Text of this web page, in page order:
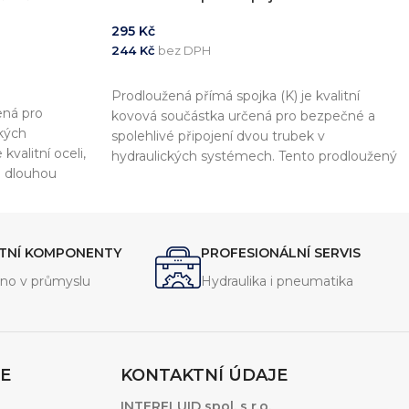
pro
kvalitní oceli,
dlouhou
295 Kč
244 Kč bez DPH
Prodloužená přímá spojka (K) je kvalitní
kovová součástka určená pro bezpečné a
spolehlivé připojení dvou trubek v
hydraulických systémech. Tento prodloužený
KOMPONENTY
v průmyslu
PROFESIONÁLNÍ SERVIS
Hydraulika i pneumatika
KONTAKTNÍ ÚDAJE